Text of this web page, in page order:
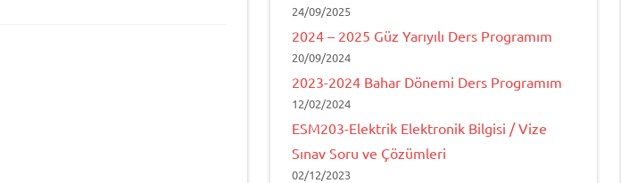
24/09/2025
2024 – 2025 Güz Yarıyılı Ders Programım
20/09/2024
2023-2024 Bahar Dönemi Ders Programım
12/02/2024
ESM203-Elektrik Elektronik Bilgisi / Vize
Sınav Soru ve Çözümleri
02/12/2023